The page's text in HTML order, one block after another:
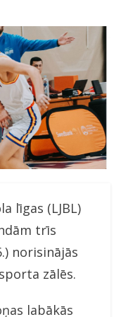
līgas (LJBL)
trīs
norisinājās
zālēs.
labākās